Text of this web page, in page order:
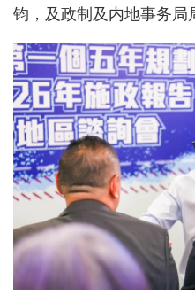
钧，及政制及内地事务局